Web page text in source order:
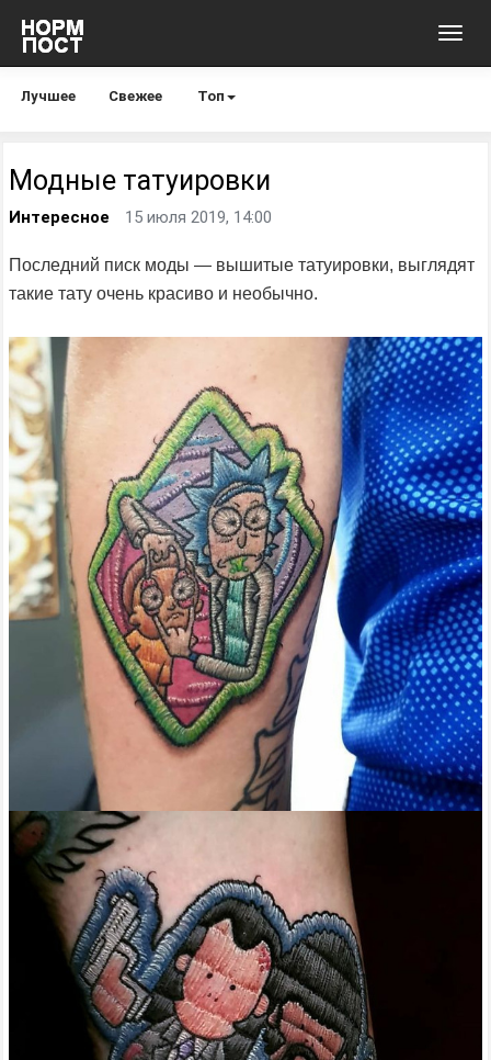
Лучшее Свежее Топ
Модные татуировки
Интересное 15 июля 2019, 14:00
Последний писк моды — вышитые татуировки, выглядят
такие тату очень красиво и необычно.